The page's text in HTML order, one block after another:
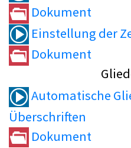
Dokument
Einstellung der
Dokument
Automatische
Überschriften
Dokument